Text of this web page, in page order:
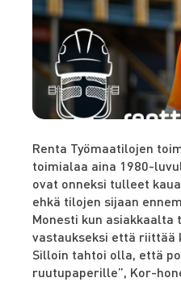
Renta Työmaatilojen
toimialaa aina 1980-
ovat onneksi tulleet
ehkä tilojen sijaan
Monesti kun
vastaukseksi että riittää
Silloin tahtoi olla, että
ruutupaperille”, Kor-